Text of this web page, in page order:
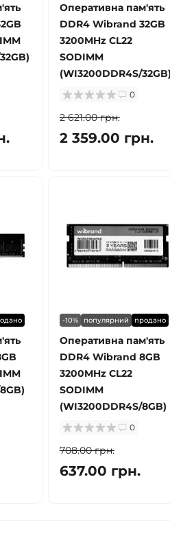
Оперативна пам'ять
DDR4 Wibrand 32GB
3200MHz CL22
SODIMM
(WI3200DDR4S/32GB)
0
2 621.00 грн.
2 359.00 грн.
-10% популярний продано
Оперативна пам'ять
DDR4 Wibrand 8GB
3200MHz CL22
SODIMM
(WI3200DDR4S/8GB)
0
708.00 грн.
637.00 грн.